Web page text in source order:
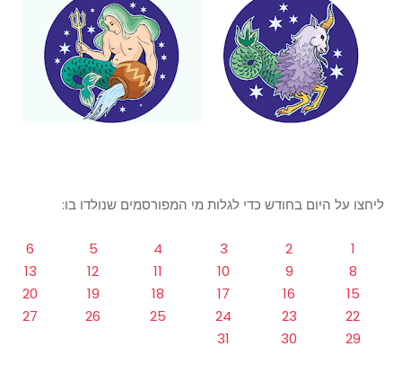
ליחצו על היום בחודש כדי לגלות מי המפורסמים שנולדו בו:
1
2
3
4
5
6
8
9
10
11
12
13
15
16
17
18
19
20
22
23
24
25
26
27
29
30
31